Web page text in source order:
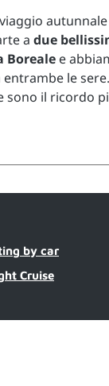
a due
Boreale e
le
sono il ricordo
by car
Cruise